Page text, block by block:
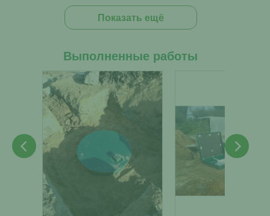
Показать ещё
Выполненные работы